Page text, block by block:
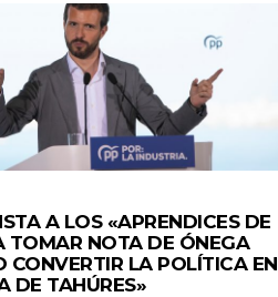
A LOS «APRENDICES DE
TOMAR NOTA DE ÓNEGA
CONVERTIR LA POLÍTICA EN
DE TAHÚRES»